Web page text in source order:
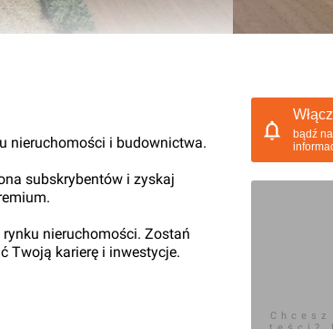
nieruchomości i budownictwa.
subskrybentów i zyskaj
nieruchomości. Zostań
Twoją karierę i inwestycje.
bądź